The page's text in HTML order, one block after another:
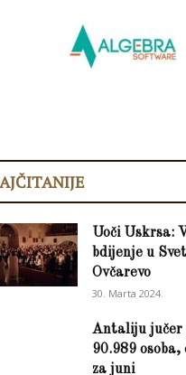
Uoči Uskrsa:
bdijenje u
Ovčarevo
30. Marta 2024.
Antaliju jučer
90.989
za juni